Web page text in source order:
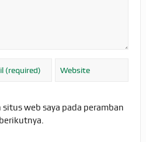
web saya pada peramban